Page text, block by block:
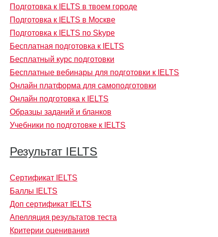
Подготовка к IELTS в твоем городе
Подготовка к IELTS в Москве
Подготовка к IELTS по Skype
Бесплатная подготовка к IELTS
Бесплатный курс подготовки
Бесплатные вебинары для подготовки к IELTS
Онлайн платформа для самоподготовки
Онлайн подготовка к IELTS
Образцы заданий и бланков
Учебники по подготовке к IELTS
Результат IELTS
Сертификат IELTS
Баллы IELTS
Доп сертификат IELTS
Апелляция результатов теста
Критерии оценивания